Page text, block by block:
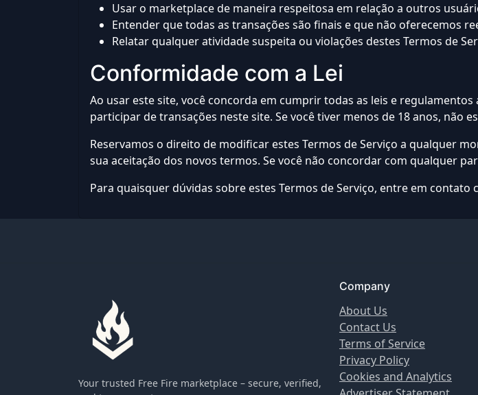
Usar o marketplace de maneira respeitosa em relação a outros
Entender que todas as transações são finais e que não oferecemos
Relatar qualquer atividade suspeita ou violações destes Termos de
Conformidade com a Lei
Ao usar este site, você concorda em cumprir todas as leis e
participar de transações neste site. Se você tiver menos de 18 anos, não
Reservamos o direito de modificar estes Termos de Serviço a qualquer
sua aceitação dos novos termos. Se você não concordar com qualquer
Para quaisquer dúvidas sobre estes Termos de Serviço, entre em contato
Your trusted Free Fire marketplace – secure, verified,
Company
About Us
Contact Us
Terms of Service
Privacy Policy
Cookies and Analytics